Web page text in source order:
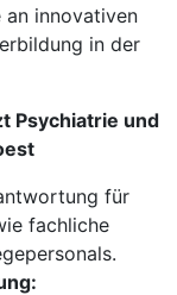
an innovativen
in der
Psychiatrie und
für
fachliche